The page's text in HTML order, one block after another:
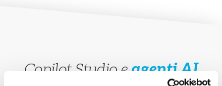
Copilot Studio eagenti AI